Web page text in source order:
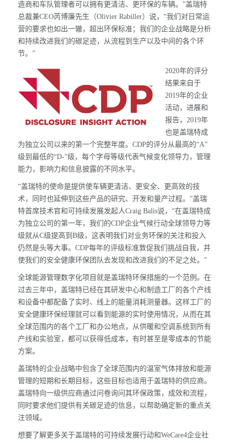
造商和车队管理者可以拥有更清洁、更环保的车辆。”盖瑞特
总裁兼CEO芮博廉先生（Olivier Rabiller）说，“我们对日常运
营的要求也如出一辙，超出环保标准；我们的企业战略是分析
和持续改进我们的碳足迹，从流程到生产以及中间的各个环
节。”
2020年的评分
结果来自于
2019年的企业
活动，进展和
报告，2019年
也是盖瑞特成
为独立公司以来的第一个完整年度。CDP的评分从最高的“A”
级到最低的“D-”级，每个字母等级代表气候变化领导力，管理
能力，影响力和信息披露的不同水平。
“盖瑞特的使命是提供使车辆更清洁、更安全、更高效的技
术，同时也延伸到这些产品的研究、开发和量产过程。”盖瑞
特首席技术官和可持续发展发起人Craig Balis说，“在盖瑞特成
为独立公司的第一年，我们的CDP企业气候行动全球领导力等
级就从C级提高到B级，这表明我们对业务环保的关注和投入
仍然是头等大事。CDP每年的评级标准敦促我们挑战自我，并
使我们的安全健康环保团队去发现和改进我们的不足之处。”
全球能源管理数字化项目就是盖瑞特环保措施的一个范例。在
过去三年中，盖瑞特已经在其研发中心和制造工厂的各个产线
和设备中都配备了实时、线上的能量消耗测量器。这样工厂的
安全健康环保经理就可以看到能源的实时使用情况，从而在其
全球范围内的各个工厂和办公地点，从供暖和空调系统到所有
产线和实验室，都可以获得低成本，有时甚至是零成本的节能
方案。
盖瑞特的企业战略中包含了全球范围内的温室气体排放和能源
管理的短期和长期目标，这些目标也适用于盖瑞特的供应商。
盖瑞特向一级供应商通过问卷询问其环保政策，成效和流程，
同时要求他们提供有关碳足迹的信息，以帮助确定新的重点关
注领域。
想要了解更多关于盖瑞特的可持续发展行动和WeCare4企业社